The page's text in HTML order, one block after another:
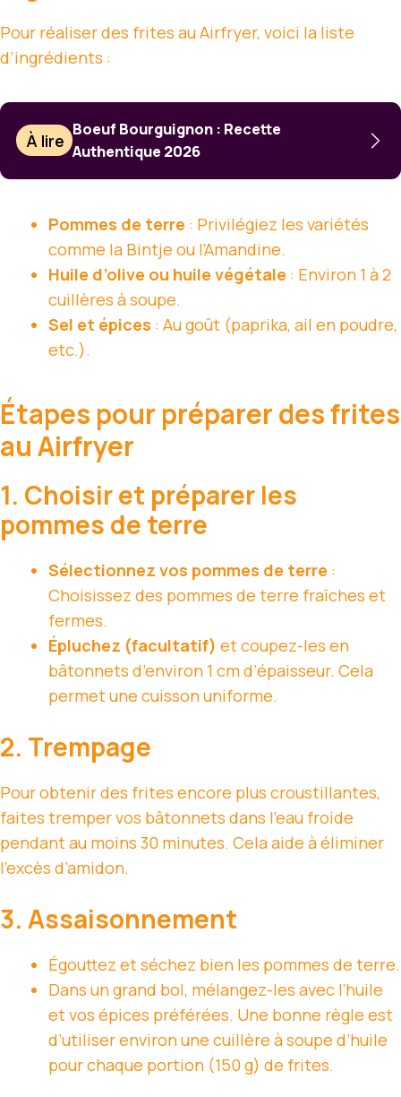
Pour réaliser des frites au Airfryer, voici la liste
d’ingrédients :
À lire
Boeuf Bourguignon : Recette
Authentique 2026
Pommes de terre : Privilégiez les variétés
comme la Bintje ou l’Amandine.
Huile d’olive ou huile végétale : Environ 1 à 2
cuillères à soupe.
Sel et épices : Au goût (paprika, ail en poudre,
etc.).
Étapes pour préparer des frites
au Airfryer
1. Choisir et préparer les
pommes de terre
Sélectionnez vos pommes de terre :
Choisissez des pommes de terre fraîches et
fermes.
Épluchez (facultatif) et coupez-les en
bâtonnets d’environ 1 cm d’épaisseur. Cela
permet une cuisson uniforme.
2. Trempage
Pour obtenir des frites encore plus croustillantes,
faites tremper vos bâtonnets dans l’eau froide
pendant au moins 30 minutes. Cela aide à éliminer
l’excès d’amidon.
3. Assaisonnement
Égouttez et séchez bien les pommes de terre.
Dans un grand bol, mélangez-les avec l’huile
et vos épices préférées. Une bonne règle est
d’utiliser environ une cuillère à soupe d’huile
pour chaque portion (150 g) de frites.